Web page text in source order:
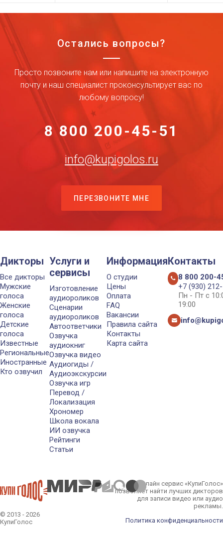
Остались вопросы?
Просто позвоните нам или напишите на электронную
почту и наш специалист проконсультирует вас по
любому вопросу!
8 800 200-45-51
info@kupigolos.ru
ПЕРЕЗВОНИТЕ МНЕ
Дикторы
Все дикторы
Мужские
голоса
Женские
голоса
Детские
голоса
Известные
Региональные
Иностранные
Кто озвучил
Услуги и
сервисы
Изготовление
аудиороликов
Сценарии
аудиороликов
Автоответчики
Озвучка
аудиокниг
Озвучка видео
Аудиогиды /
Аудиоэкскурсии
Озвучка игр
Перевод /
Локализация
Хрономер
Школа вокала
ИИ озвучка
Рейтинги
Статьи
Информация
О студии
Цены
Оплата
FAQ
Вакансии
Правила сайта
Контакты
Карта сайта
Контакты
8 800 200-
+7 (930)
Пн - Пт с
19:00
© 2013 - 2026
КупиГолос
Онлайн сервис «КупиГолос»
позволяет найти лучших дикторов
для записи видео или аудио
рекламы.
Политика конфиденциальности